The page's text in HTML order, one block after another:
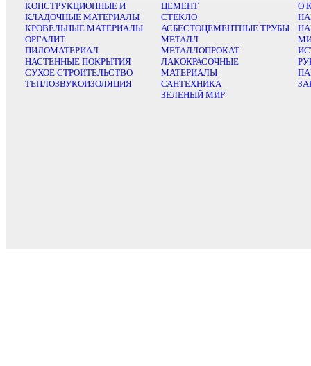
КОНСТРУКЦИОННЫЕ И
КЛАДОЧНЫЕ МАТЕРИАЛЫ
КРОВЕЛЬНЫЕ МАТЕРИАЛЫ
ОРГАЛИТ
ПИЛОМАТЕРИАЛ
НАСТЕННЫЕ ПОКРЫТИЯ
СУХОЕ СТРОИТЕЛЬСТВО
ТЕПЛОЗВУКОИЗОЛЯЦИЯ
ЦЕМЕНТ
СТЕКЛО
АСБЕСТОЦЕМЕНТНЫЕ ТРУБЫ
МЕТАЛЛ
МЕТАЛЛОПРОКАТ
ЛАКОКРАСОЧНЫЕ
МАТЕРИАЛЫ
САНТЕХНИКА
ЗЕЛЕНЫЙ МИР
О